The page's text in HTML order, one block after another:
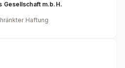
Gesellschaft m.b.H.
Haftung